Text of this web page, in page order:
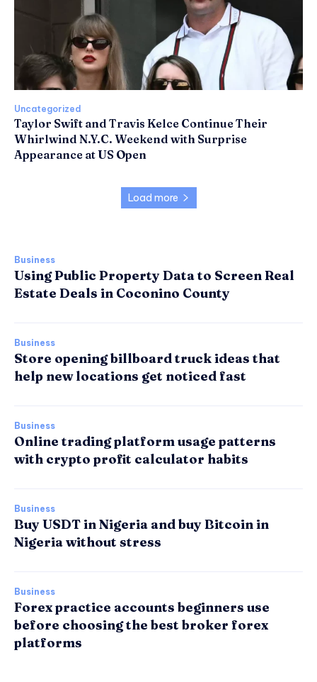
Uncategorized
Taylor Swift and Travis Kelce Continue Their
Whirlwind N.Y.C. Weekend with Surprise
Appearance at US Open
Load more
Business
Using Public Property Data to Screen Real
Estate Deals in Coconino County
Business
Store opening billboard truck ideas that
help new locations get noticed fast
Business
Online trading platform usage patterns
with crypto profit calculator habits
Business
Buy USDT in Nigeria and buy Bitcoin in
Nigeria without stress
Business
Forex practice accounts beginners use
before choosing the best broker forex
platforms